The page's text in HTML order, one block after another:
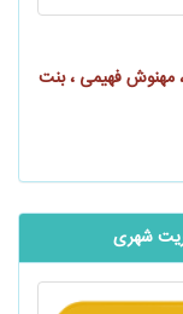
مهنوش فهیمی ، بنت
شهری